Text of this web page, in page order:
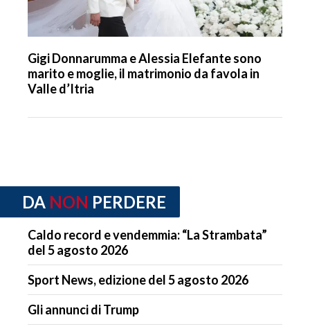
Gigi Donnarumma e Alessia Elefante sono
marito e moglie, il matrimonio da favola in
Valle d’Itria
DA NON PERDERE
Caldo record e vendemmia: “La Strambata”
del 5 agosto 2026
Sport News, edizione del 5 agosto 2026
Gli annunci di Trump